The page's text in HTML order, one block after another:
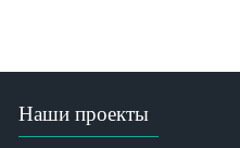
Наши проекты